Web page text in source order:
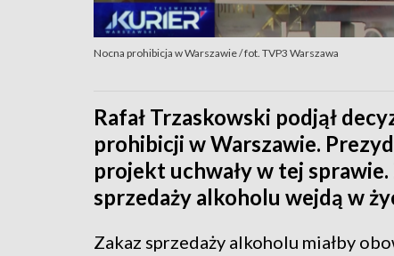
Nocna prohibicja w Warszawie / fot. TVP3 Warszawa
Rafał Trzaskowski podjął
prohibicji w Warszawie.
projekt uchwały w tej
sprzedaży alkoholu wejdą w
Zakaz sprzedaży alkoholu miałby